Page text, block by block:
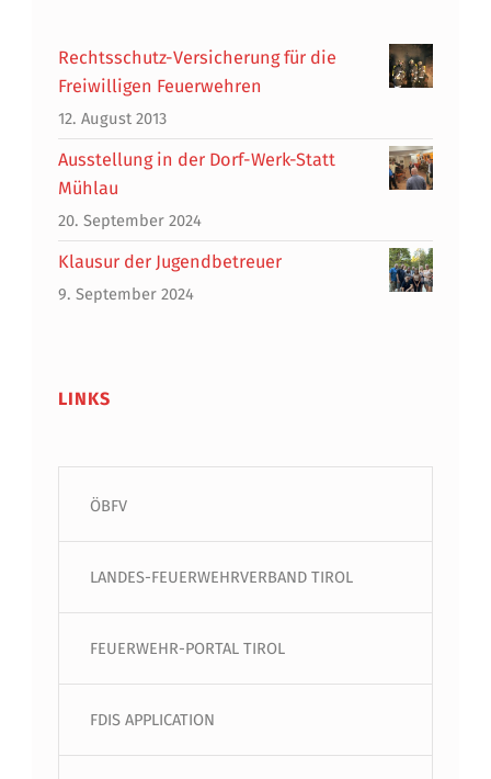
Rechtsschutz-Versicherung für die
Freiwilligen Feuerwehren
12. August 2013
Ausstellung in der Dorf-Werk-Statt
Mühlau
20. September 2024
Klausur der Jugendbetreuer
9. September 2024
LINKS
ÖBFV
LANDES-FEUERWEHRVERBAND TIROL
FEUERWEHR-PORTAL TIROL
FDIS APPLICATION